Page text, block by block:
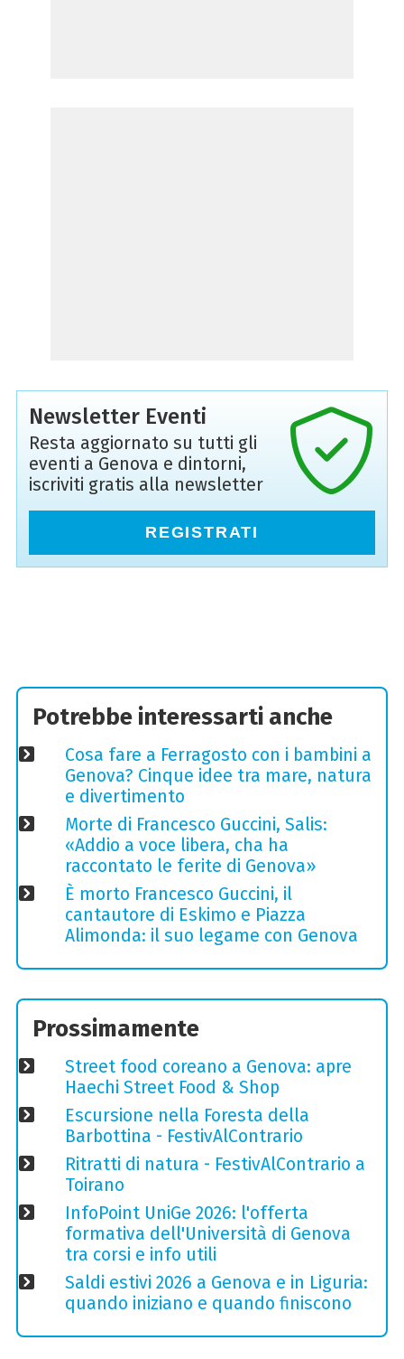
Newsletter Eventi
Resta aggiornato su tutti gli
eventi a Genova e dintorni,
iscriviti gratis alla newsletter
REGISTRATI
Potrebbe interessarti anche
Cosa fare a Ferragosto con i bambini a
Genova? Cinque idee tra mare, natura
e divertimento
Morte di Francesco Guccini, Salis:
«Addio a voce libera, cha ha
raccontato le ferite di Genova»
È morto Francesco Guccini, il
cantautore di Eskimo e Piazza
Alimonda: il suo legame con Genova
Prossimamente
Street food coreano a Genova: apre
Haechi Street Food & Shop
Escursione nella Foresta della
Barbottina - FestivAlContrario
Ritratti di natura - FestivAlContrario a
Toirano
InfoPoint UniGe 2026: l'offerta
formativa dell'Università di Genova
tra corsi e info utili
Saldi estivi 2026 a Genova e in Liguria:
quando iniziano e quando finiscono